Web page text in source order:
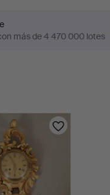
más de 4 470 000 lotes